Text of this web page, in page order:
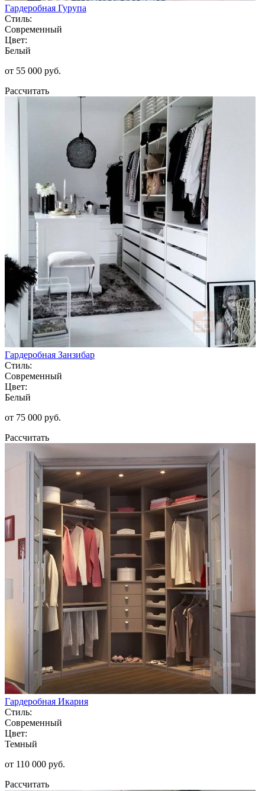
Гардеробная Гурупа
Стиль:
Современный
Цвет:
Белый
от 55 000 руб.
Рассчитать
Гардеробная Занзибар
Стиль:
Современный
Цвет:
Белый
от 75 000 руб.
Рассчитать
Гардеробная Икария
Стиль:
Современный
Цвет:
Темный
от 110 000 руб.
Рассчитать